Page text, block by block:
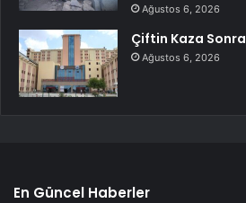
Ağustos 6, 2026
Çiftin Kaza
Ağustos 6, 2026
En Güncel Haberler